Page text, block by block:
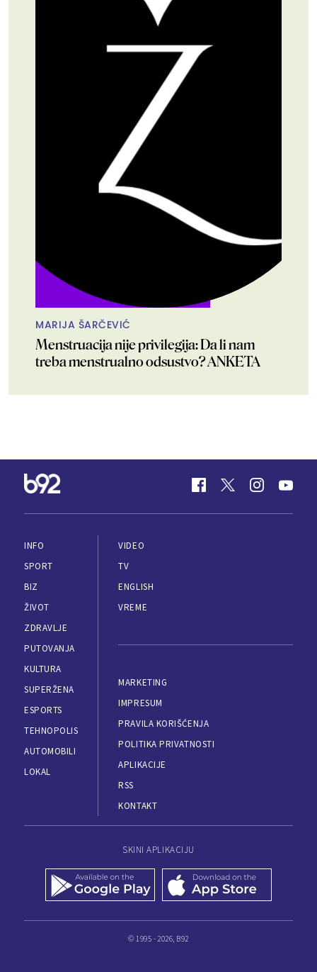
MARIJA ŠARČEVIĆ
Menstruacija nije privilegija: Da li nam
treba menstrualno odsustvo? ANKETA
INFO
SPORT
BIZ
ŽIVOT
ZDRAVLJE
PUTOVANJA
KULTURA
SUPERŽENA
ESPORTS
TEHNOPOLIS
AUTOMOBILI
LOKAL
VIDEO
TV
ENGLISH
VREME
MARKETING
IMPRESUM
PRAVILA KORIŠĆENJA
POLITIKA PRIVATNOSTI
APLIKACIJE
RSS
KONTAKT
SKINI APLIKACIJU
© 1995 - 2026, B92